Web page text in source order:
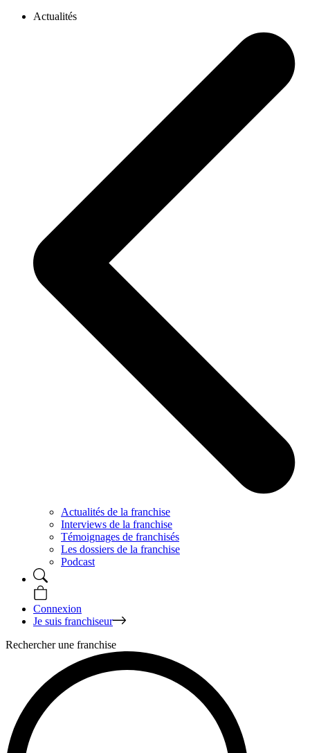
Actualités
Actualités de la franchise
Interviews de la franchise
Témoignages de franchisés
Les dossiers de la franchise
Podcast
Connexion
Je suis franchiseur
Rechercher une franchise